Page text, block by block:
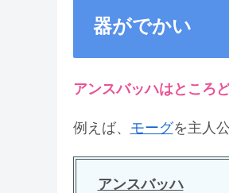
器がでかい
アンスバッハはところ
例えば、 モーグを主人
アンスバッハ